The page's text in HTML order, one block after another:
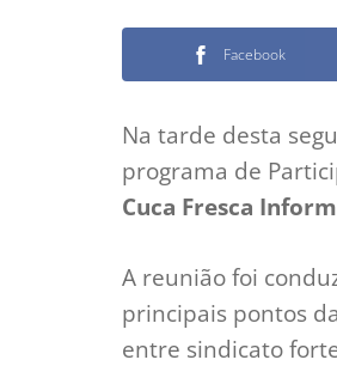
Facebook
Na tarde desta
programa de
Cuca Fresca
A reunião foi
principais pontos
entre sindicato